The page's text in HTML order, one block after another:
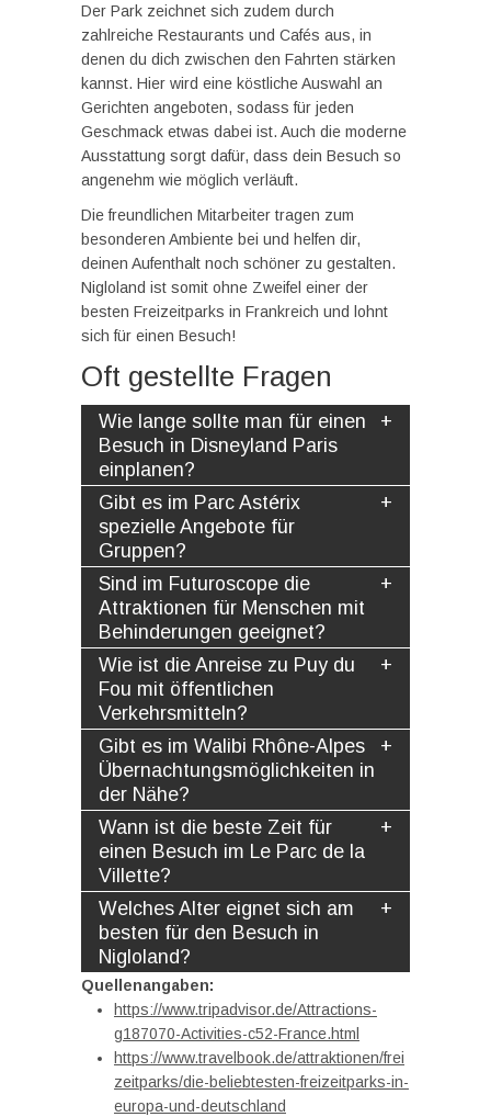
Der Park zeichnet sich zudem durch
zahlreiche Restaurants und Cafés aus, in
denen du dich zwischen den Fahrten stärken
kannst. Hier wird eine köstliche Auswahl an
Gerichten angeboten, sodass für jeden
Geschmack etwas dabei ist. Auch die moderne
Ausstattung sorgt dafür, dass dein Besuch so
angenehm wie möglich verläuft.
Die freundlichen Mitarbeiter tragen zum
besonderen Ambiente bei und helfen dir,
deinen Aufenthalt noch schöner zu gestalten.
Nigloland ist somit ohne Zweifel einer der
besten Freizeitparks in Frankreich und lohnt
sich für einen Besuch!
Oft gestellte Fragen
Wie lange sollte man für einen
Besuch in Disneyland Paris
einplanen?
Gibt es im Parc Astérix
spezielle Angebote für
Gruppen?
Sind im Futuroscope die
Attraktionen für Menschen mit
Behinderungen geeignet?
Wie ist die Anreise zu Puy du
Fou mit öffentlichen
Verkehrsmitteln?
Gibt es im Walibi Rhône-Alpes
Übernachtungsmöglichkeiten in
der Nähe?
Wann ist die beste Zeit für
einen Besuch im Le Parc de la
Villette?
Welches Alter eignet sich am
besten für den Besuch in
Nigloland?
Quellenangaben:
https://www.tripadvisor.de/Attractions-
g187070-Activities-c52-France.html
https://www.travelbook.de/attraktionen/frei
zeitparks/die-beliebtesten-freizeitparks-in-
europa-und-deutschland